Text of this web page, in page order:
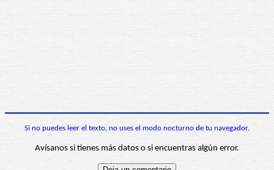
Si no puedes leer el texto, no uses el modo nocturno de tu navegador.
Avísanos si tienes más datos o si encuentras algún error.